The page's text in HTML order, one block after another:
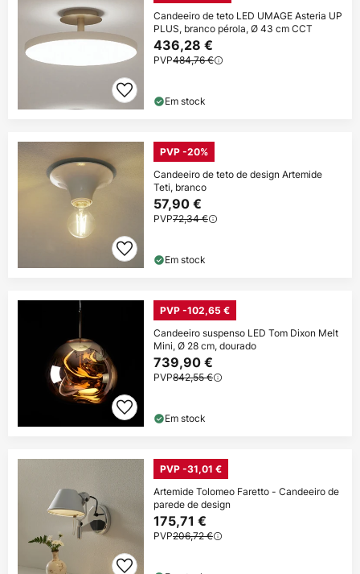
Candeeiro de teto LED UMAGE Asteria UP
PLUS, branco pérola, Ø 43 cm CCT
436,28 €
PVP484,76 €
Em stock
PVP -20%
Candeeiro de teto de design Artemide
Teti, branco
57,90 €
PVP72,34 €
Em stock
PVP -102,65 €
Candeeiro suspenso LED Tom Dixon Melt
Mini, Ø 28 cm, dourado
739,90 €
PVP842,55 €
Em stock
PVP -31,01 €
Artemide Tolomeo Faretto - Candeeiro de
parede de design
175,71 €
PVP206,72 €